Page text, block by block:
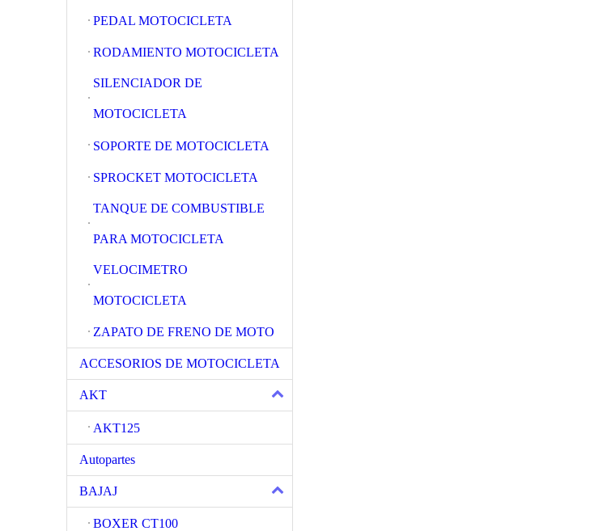
PEDAL MOTOCICLETA
RODAMIENTO MOTOCICLETA
SILENCIADOR DE
MOTOCICLETA
SOPORTE DE MOTOCICLETA
SPROCKET MOTOCICLETA
TANQUE DE COMBUSTIBLE
PARA MOTOCICLETA
VELOCIMETRO
MOTOCICLETA
ZAPATO DE FRENO DE MOTO
ACCESORIOS DE MOTOCICLETA
AKT
AKT125
Autopartes
BAJAJ
BOXER CT100